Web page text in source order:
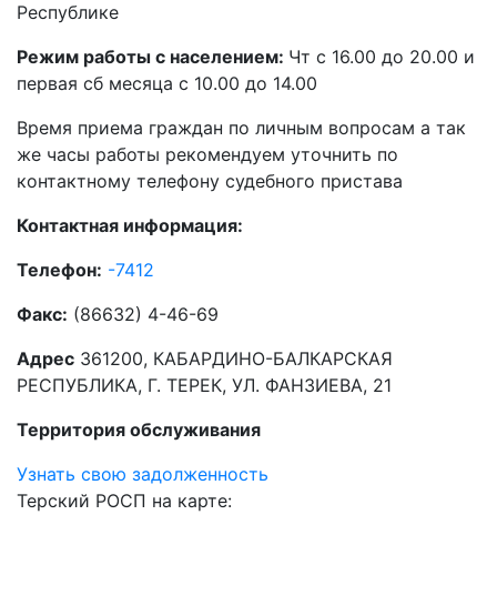
Республике
Режим работы с населением: Чт с 16.00 до 20.00 и
первая сб месяца с 10.00 до 14.00
Время приема граждан по личным вопросам а так
же часы работы рекомендуем уточнить по
контактному телефону судебного пристава
Контактная информация:
Телефон: -7412
Факс: (86632) 4-46-69
Адрес 361200, КАБАРДИНО-БАЛКАРСКАЯ
РЕСПУБЛИКА, Г. ТЕРЕК, УЛ. ФАНЗИЕВА, 21
Территория обслуживания
Узнать свою задолженность
Терский РОСП на карте: